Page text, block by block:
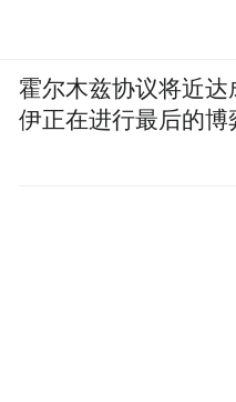
霍尔木兹协议将近达
伊正在进行最后的博